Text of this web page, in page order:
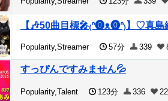
【🎶50曲目標🎤₍ᐢ⓿ᴥ⓿ᐢ₎】♡真
Popularity,Streamer 57分 339
すっぴんですみません💦
Popularity,Talent 123分 336